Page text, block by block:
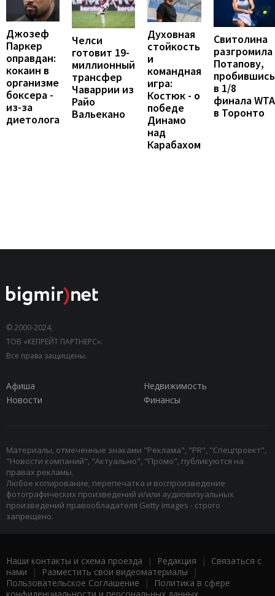
Джозеф
Паркер
оправдан:
кокаин в
организме
боксера -
из-за
диетолога
Челси
готовит 19-
миллионный
трансфер
Чаваррии из
Райо
Вальекано
Духовная
стойкость
и
командная
игра:
Костюк - о
победе
Динамо
над
Карабахом
Свитолина
разгромила
Потапову,
пробившись
в 1/8
финала WTA
в Торонто
© 2000-2024,
ТОВ «КЕПРЕЙТ ПАРТНЕРС».
Все права защищены.
Афиша
Недвижимость
Новости
Финансы
Материалы, отмеченные знаками "Реклама", "PR", "Спецпроект",
"Новости компаний", "Актуально", "Промо", публикуются на
правах рекламы.
Любое копирование, перепечатка и воспроизведение
фотографических произведений и/или аудиовизуальных
произведений правообладателя Getty Images - строго
запрещено.
Наши контакты и схема проезда | Редакция | Связаться с
нами | Разместить свои видеоматериалы |
Пользовательское Соглашение |
Политика в сфере
конфиденциальности и персональных данных